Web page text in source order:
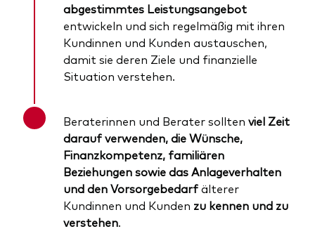
abgestimmtes Leistungsangebot
entwickeln und sich regelmäßig mit ihren
Kundinnen und Kunden austauschen,
damit sie deren Ziele und finanzielle
Situation verstehen.
Beraterinnen und Berater sollten viel Zeit
darauf verwenden, die Wünsche,
Finanzkompetenz, familiären
Beziehungen sowie das Anlageverhalten
und den Vorsorgebedarfälterer
Kundinnen und Kunden zu kennen und zu
verstehen.